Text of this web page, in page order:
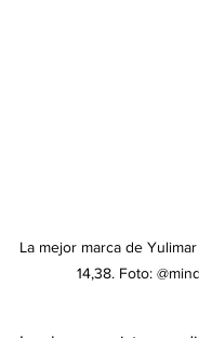
La mejor marca de
14,38. Foto: